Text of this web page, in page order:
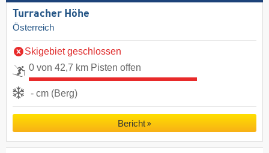
Turracher Höhe
Österreich
Skigebiet geschlossen
0 von 42,7 km Pisten offen
- cm (Berg)
Bericht